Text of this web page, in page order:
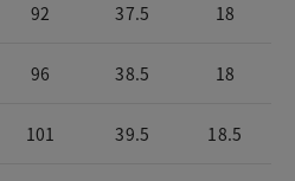
92 37.5 18
96 38.5 18
101 39.5 18.5